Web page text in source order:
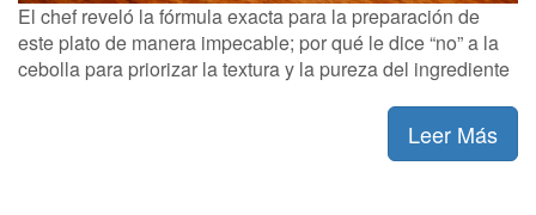
El chef reveló la fórmula exacta para la preparación de
este plato de manera impecable; por qué le dice “no” a la
cebolla para priorizar la textura y la pureza del ingrediente
Leer Más